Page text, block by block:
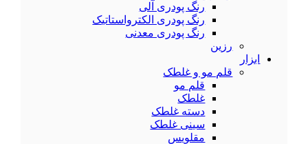
رنگ پودری آلی
رنگ پودری الکترواستاتیک
رنگ پودری معدنی
رزین
ابزار
قلم مو و غلطک
قلم مو
غلطک
دسته غلطک
سینی غلطک
مقلویس